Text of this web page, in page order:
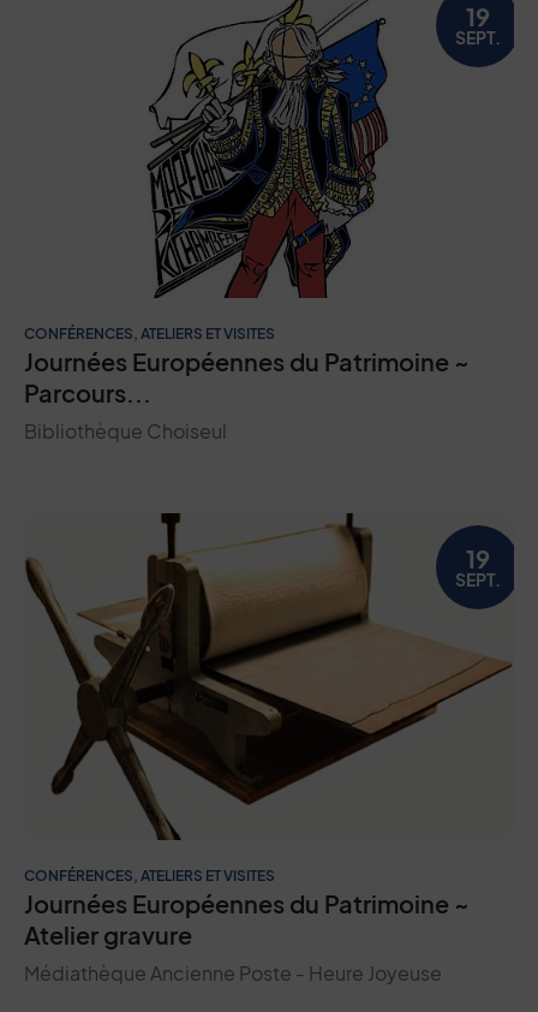
CONFÉRENCES, ATELIERS ET VISITES
Journées Européennes du Patrimoine ~
Parcours...
Bibliothèque Choiseul
19
SEPT.
CONFÉRENCES, ATELIERS ET VISITES
Journées Européennes du Patrimoine ~
Atelier gravure
Médiathèque Ancienne Poste - Heure Joyeuse
19
SEPT.